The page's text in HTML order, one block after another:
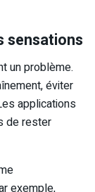
sensations
un problème.
éviter
applications
de rester
exemple,